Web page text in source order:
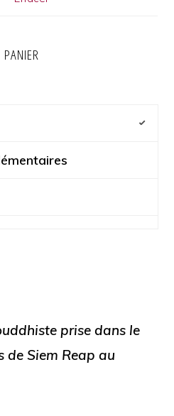
prise dans le
de Siem Reap au